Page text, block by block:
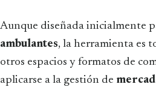
Aunque diseñada inicialmente
ambulantes, la herramienta es
otros espacios y formatos de
aplicarse a la gestión de